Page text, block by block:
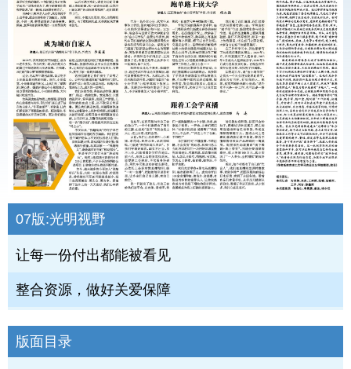
07版:光明视野
让每一份付出都能被看见
整合资源，做好关爱保障
版面目录